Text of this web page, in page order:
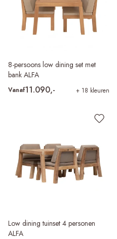
8-persoons low dining set met
bank ALFA
Vanaf11.090,- + 18 kleuren
Low dining tuinset 4 personen
ALFA